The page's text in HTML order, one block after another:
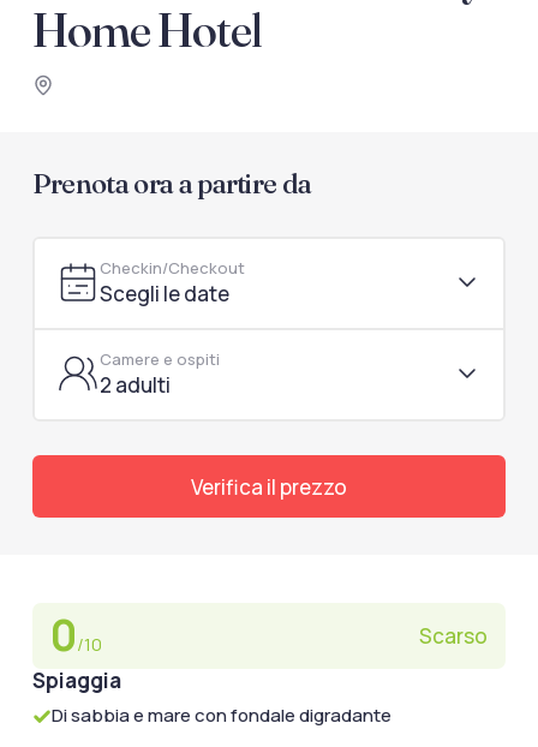
documenti di viaggio.
Home Hotel
Prenota ora a partire da
Checkin/Checkout
Scegli le date
Camere e ospiti
2 adulti
Verifica il prezzo
0/10
Scarso
Spiaggia
Di sabbia e mare con fondale digradante